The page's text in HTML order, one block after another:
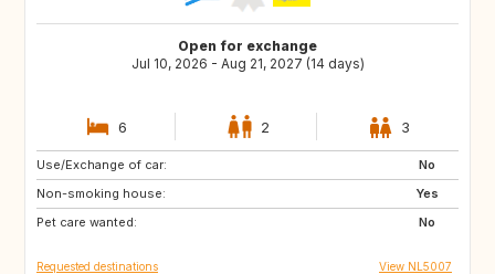
Open for exchange
Jul 10, 2026 - Aug 21, 2027 (14 days)
6 2 3
Use/Exchange of car:
No
Non-smoking house:
Yes
Pet care wanted:
No
CH
FR
DK
Requested destinations View NL5007